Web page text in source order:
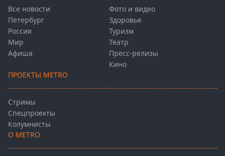
Все новости
Петербург
Россия
Мир
Афиша
Фото и видео
Здоровье
Туризм
Театр
Пресс-релизы
Кино
ПРОЕКТЫ METRO
Стримы
Спецпроекты
Колумнисты
О METRO